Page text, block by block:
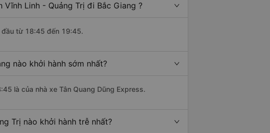
Linh - Quảng Trị đi Bắc Giang ?
đầu từ 18:45 đến 19:45.
nào khởi hành sớm nhất?
là của nhà xe Tân Quang Dũng Express.
Trị nào khởi hành trễ nhất?